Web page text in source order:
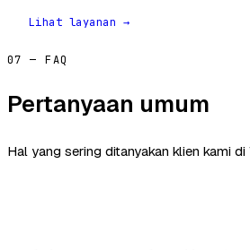
Lihat layanan →
07 — FAQ
Pertanyaan umum
Hal yang sering ditanyakan klien kami di